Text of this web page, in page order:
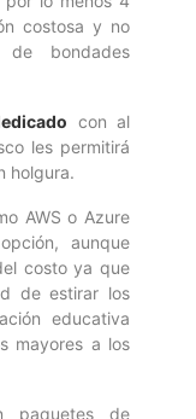
costosa y no
bondades
con al
les permitirá
holgura.
AWS o Azure
aunque
costo ya que
de estirar los
educativa
mayores a los
paquetes de